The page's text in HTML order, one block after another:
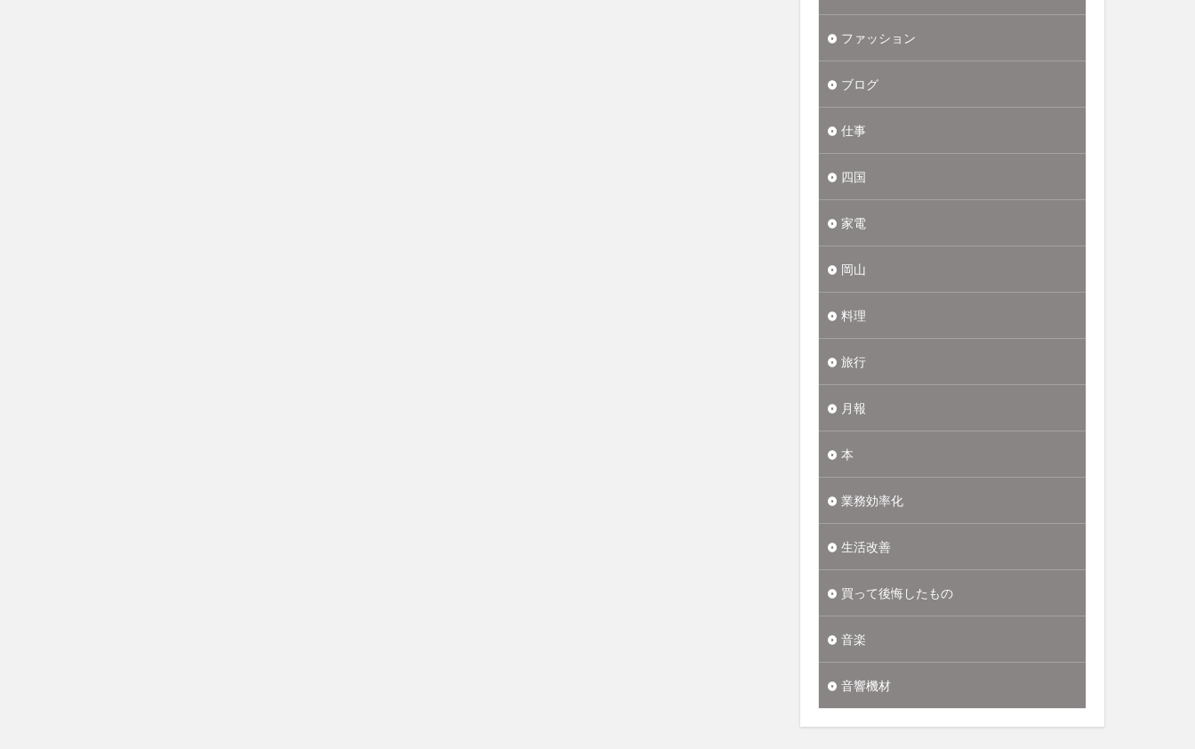
ファッション
ブログ
仕事
四国
家電
岡山
料理
旅行
月報
本
業務効率化
生活改善
買って後悔したもの
音楽
音響機材